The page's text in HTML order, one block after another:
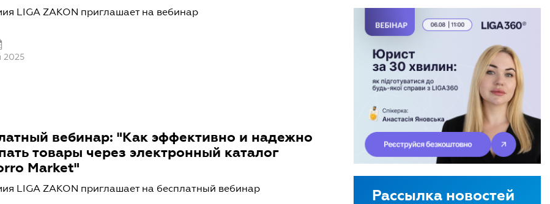
LIGA ZAKON приглашает на вебинар
2025
вебинар: "Как эффективно и надежно
товары через электронный каталог
Market"
LIGA ZAKON приглашает на бесплатный вебинар Рассылка новостей